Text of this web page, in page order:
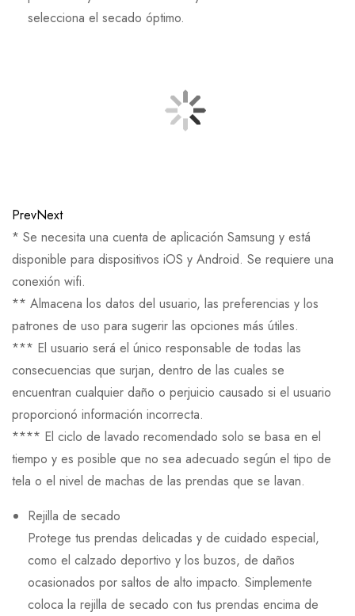
selecciona el secado óptimo.
PrevNext
* Se necesita una cuenta de aplicación Samsung y está
disponible para dispositivos iOS y Android. Se requiere una
conexión wifi.
** Almacena los datos del usuario, las preferencias y los
patrones de uso para sugerir las opciones más útiles.
*** El usuario será el único responsable de todas las
consecuencias que surjan, dentro de las cuales se
encuentran cualquier daño o perjuicio causado si el usuario
proporcionó información incorrecta.
**** El ciclo de lavado recomendado solo se basa en el
tiempo y es posible que no sea adecuado según el tipo de
tela o el nivel de machas de las prendas que se lavan.
Rejilla de secado
Protege tus prendas delicadas y de cuidado especial,
como el calzado deportivo y los buzos, de daños
ocasionados por saltos de alto impacto. Simplemente
coloca la rejilla de secado con tus prendas encima de